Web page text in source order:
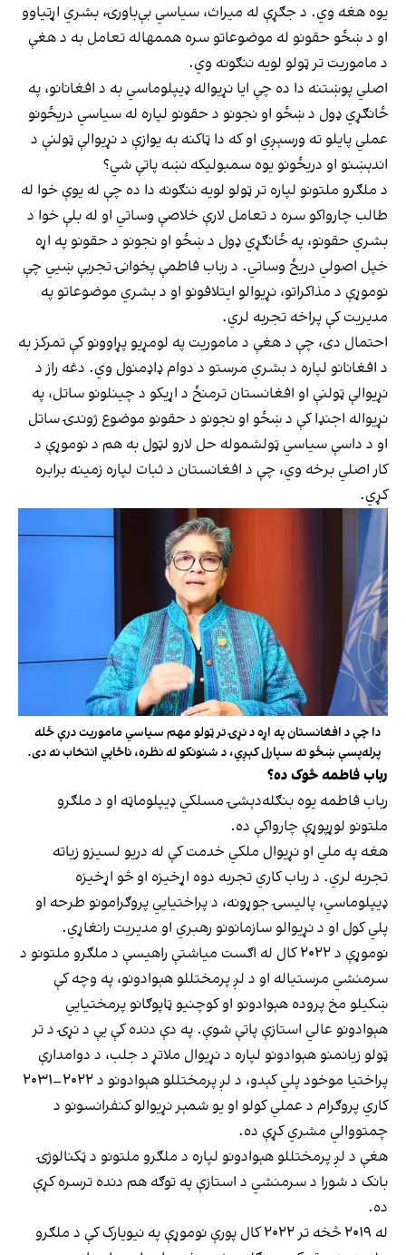
یوه هغه وي. د جګړې له میراث، سیاسي بې‌باورۍ، بشري اړتیاوو
او د ښځو حقونو له موضوعاتو سره هممهاله تعامل به د هغې
د ماموریت تر ټولو لویه ننګونه وي.
اصلي پوښتنه دا ده چې ایا نړیواله ډیپلوماسي به د افغانانو، په
ځانګړي ډول د ښځو او نجونو د حقونو لپاره له سیاسي دریځونو
عملي پایلو ته ورسېږي او که دا ټاکنه به یوازې د نړیوالې ټولنې د
اندېښنو او دریځونو یوه سمبولیکه نښه پاتې شي؟
د ملګرو ملتونو لپاره تر ټولو لویه ننګونه دا ده چې له یوې خوا له
طالب چارواکو سره د تعامل لارې خلاصې وساتي او له بلې خوا د
بشري حقونو، په ځانګړي ډول د ښځو او نجونو د حقونو په اړه
خپل اصولي دریځ وساتي. د رباب فاطمې پخوانۍ تجربې ښيي چې
نوموړې د مذاکراتو، نړیوالو ایتلافونو او د بشري موضوعاتو په
مدیریت کې پراخه تجربه لري.
احتمال دی، چې د هغې د ماموریت په لومړیو پړاوونو کې تمرکز به
د افغانانو لپاره د بشري مرستو د دوام ډاډمنول وي. دغه راز د
نړیوالې ټولنې او افغانستان ترمنځ د اړیکو د چینلونو ساتل، په
نړیواله اجنډا کې د ښځو او نجونو د حقونو موضوع ژوندۍ ساتل
او د داسې سیاسي ټولشموله حل لارو لټول به هم د نوموړې د
کار اصلي برخه وي، چې د افغانستان د ثبات لپاره زمینه برابره
کړي.
دا چې د افغانستان په اړه د نړۍ تر ټولو مهم سیاسي ماموریت درې ځله
پرله‌پسې ښځو ته سپارل کېږي، د شنونکو له نظره، ناڅاپي انتخاب نه دی.
رباب فاطمه څوک ده؟
رباب فاطمه یوه بنګله‌دېشۍ مسلکي ډیپلوماټه او د ملګرو
ملتونو لوړپوړې چارواکې ده.
هغه په ملي او نړیوال ملکي خدمت کې له دریو لسیزو زیاته
تجربه لري. د رباب کاري تجربه دوه اړخیزه او څو اړخیزه
ډیپلوماسي، پالیسۍ جوړونه، د پراختیایي پروګرامونو طرحه او
پلي کول او د نړیوالو سازمانونو رهبري او مدیریت رانغاړي.
نوموړې د ۲۰۲۲ کال له اګست میاشتې راهیسې د ملګرو ملتونو د
سرمنشي مرستیاله او د لږ پرمختللو هېوادونو، په وچه کې
ښکیلو مخ پروده هېوادونو او کوچنیو ټاپوګانو پرمختیايي
هېوادونو عالي استازې پاتې شوې. په دې دنده کې یې د نړۍ د تر
ټولو زیانمنو هېوادونو لپاره د نړیوال ملاتړ د جلب، د دوامدارې
پراختیا موخود پلي کېدو، د لږ پرمختللو هېوادونو د ۲۰۲۲–۲۰۳۱
کاري پروګرام د عملي کولو او یو شمېر نړیوالو کنفرانسونو د
چمتووالي مشري کړې ده.
هغې د لږ پرمختللو هېوادونو لپاره د ملګرو ملتونو د ټکنالوژۍ
بانک د شورا د سرمنشي د استازې په توګه هم دنده ترسره کړې
ده.
له ۲۰۱۹ څخه تر ۲۰۲۲ کال پورې نوموړې په نیویارک کې د ملګرو